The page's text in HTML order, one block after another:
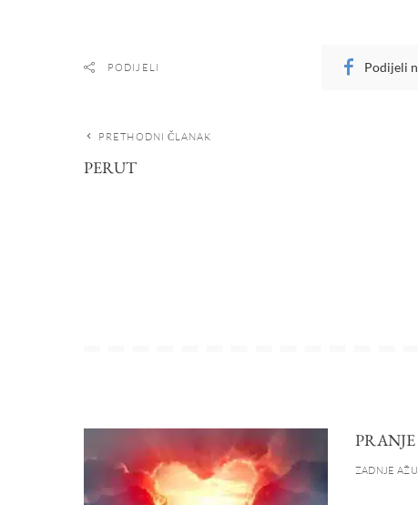
PODIJELI Podijeli
PRETHODNI ČLANAK
PERUT
PRANJE
ZADNJE